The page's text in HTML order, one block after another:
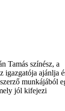
Tamás színész, a
igazgatója ajánlja
munkájából
jól kifejezi